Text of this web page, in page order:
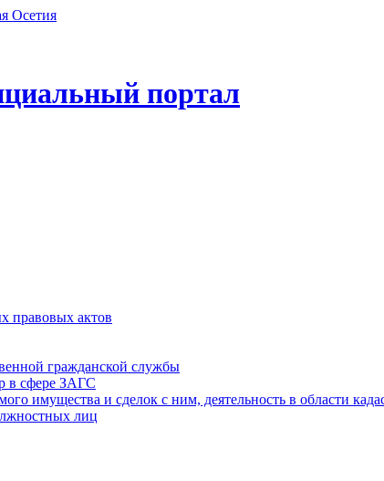
портал
правовых актов
гражданской службы
в сфере ЗАГС
имущества и сделок с ним, деятельность в области
лиц